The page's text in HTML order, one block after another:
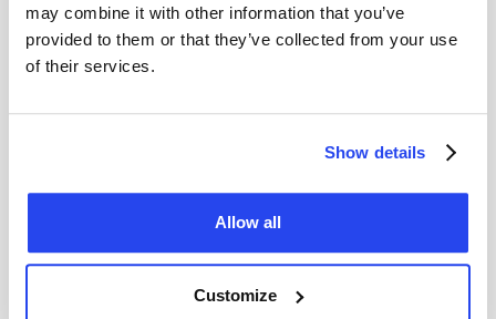
may combine it with other information that you’ve
provided to them or that they’ve collected from your use
of their services.
Show details
Allow all
Customize